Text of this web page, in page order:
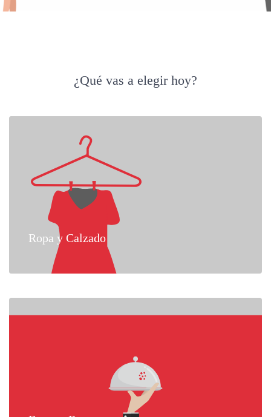
¿Qué vas a elegir hoy?
Ropa y Calzado